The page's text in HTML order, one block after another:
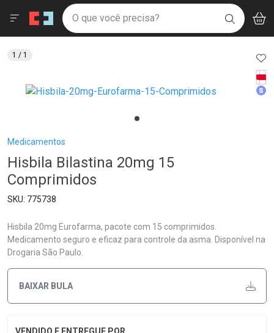
Drogaria São Paulo
Ir direto para a home
pela página
Ir direto para o conteúdo
Ir direto para a busca
Ir direto para a conta
Ir direto para a notificações
Ir direto para o carrinho
Faça a sua busca
O que você precisa? BUSCAR
Menu
Breadcrumb
Medicamentos
Hisbila Bilastina 20mg 15
Comprimidos
775738
Hisbila 20mg Eurofarma, pacote com 15 comprimidos.
Medicamento seguro e eficaz para controle da asma. Disponível na
Drogaria São Paulo.
BAIXAR BULA
1 / 1